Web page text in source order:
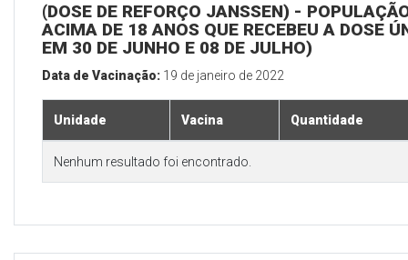
(DOSE DE REFORÇO JANSSEN) -
ACIMA DE 18 ANOS QUE RECEBEU A DOSE
EM 30 DE JUNHO E 08 DE JULHO)
Data de Vacinação: 19 de janeiro de 2022
Unidade Vacina Quantidade
Nenhum resultado foi encontrado.